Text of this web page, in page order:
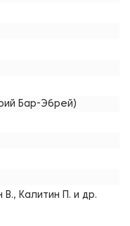
Бар-Эбрей)
Калитин П. и др.